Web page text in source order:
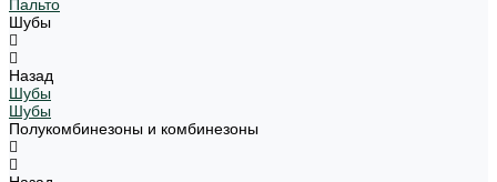
Пальто
Шубы
Назад
Шубы
Шубы
Полукомбинезоны и комбинезоны